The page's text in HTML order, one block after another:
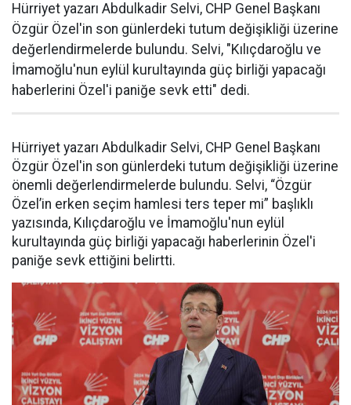
Hürriyet yazarı Abdulkadir Selvi, CHP Genel Başkanı
Özgür Özel'in son günlerdeki tutum değişikliği üzerine
değerlendirmelerde bulundu. Selvi, "Kılıçdaroğlu ve
İmamoğlu'nun eylül kurultayında güç birliği yapacağı
haberlerini Özel'i paniğe sevk etti" dedi.
Hürriyet yazarı Abdulkadir Selvi, CHP Genel Başkanı
Özgür Özel'in son günlerdeki tutum değişikliği üzerine
önemli değerlendirmelerde bulundu. Selvi, “Özgür
Özel’in erken seçim hamlesi ters teper mi” başlıklı
yazısında, Kılıçdaroğlu ve İmamoğlu'nun eylül
kurultayında güç birliği yapacağı haberlerinin Özel'i
paniğe sevk ettiğini belirtti.